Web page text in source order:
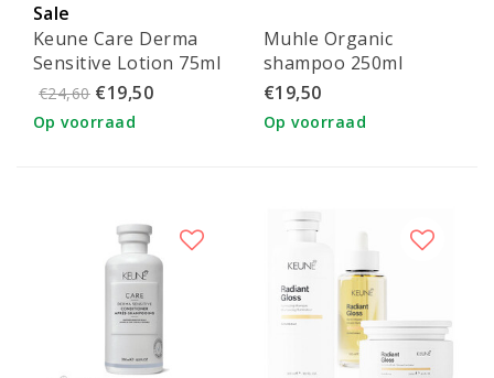
Sale
Keune Care Derma
Sensitive Lotion 75ml
€24,60 €19,50
Op voorraad
Muhle Organic
shampoo 250ml
€19,50
Op voorraad